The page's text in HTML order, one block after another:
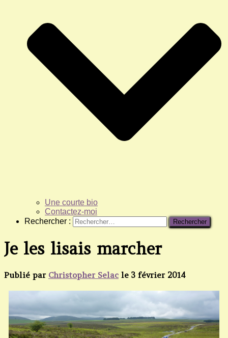
Une courte bio
Contactez-moi
Rechercher :
Je les lisais marcher
Publié par Christopher Selac le 3 février 2014